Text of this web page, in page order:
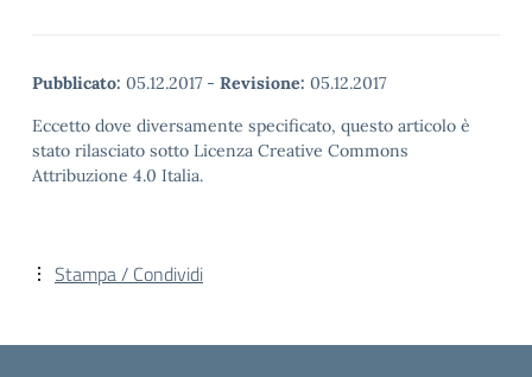
Pubblicato: 05.12.2017 - Revisione: 05.12.2017
Eccetto dove diversamente specificato, questo articolo è
stato rilasciato sotto Licenza Creative Commons
Attribuzione 4.0 Italia.
Stampa / Condividi